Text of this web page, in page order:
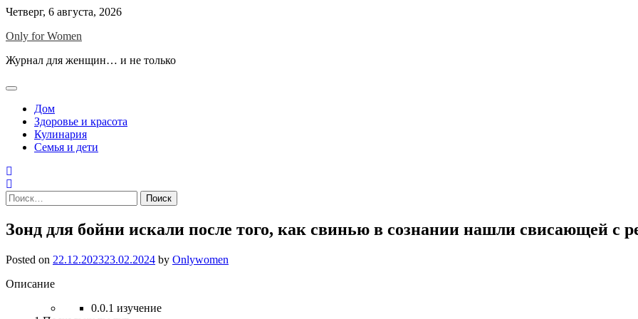
Skip
content
Четверг, 6 августа, 2026
Only for Women
Журнал для женщин… и не только
Дом
Здоровье и красота
Кулинария
Семья и дети
Найти:
Зонд для бойни искали после того, как свинью в сознании нашли свисающей с
Posted on 22.12.202323.02.2024 by Onlywomen
Описание
0.0.1 изучение